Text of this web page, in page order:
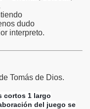
dudo
interpreto.
Tomás de Dios.
cortos 1 largo
del juego se